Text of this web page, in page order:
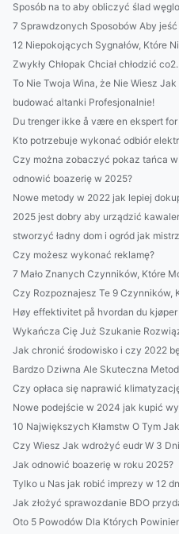
Sposób na to aby obliczyć ślad
7 Sprawdzonych Sposobów Aby
12 Niepokojących Sygnałów, Które
Zwykły Chłopak Chciał chłodzić
To Nie Twoja Wina, że Nie Wiesz
budować altanki Profesjonalnie!
Du trenger ikke å være en ekspert
Kto potrzebuje wykonać odbiór
Czy można zobaczyć pokaz tańca
odnowić boazerię w 2025?
Nowe metody w 2022 jak lepiej
2025 jest dobry aby urządzić
stworzyć ładny dom i ogród jak
Czy możesz wykonać reklamę?
7 Mało Znanych Czynników, Które
Czy Rozpoznajesz Te 9 Czynników,
Høy effektivitet på hvordan du
Wykańcza Cię Już Szukanie
Jak chronić środowisko i czy 2022
Bardzo Dziwna Ale Skuteczna
Czy opłaca się naprawić
Nowe podejście w 2024 jak kupić
10 Największych Kłamstw O Tym
Czy Wiesz Jak wdrożyć eudr W 3
Jak odnowić boazerię w roku 2025?
Tylko u Nas jak robić imprezy w 12
Jak złożyć sprawozdanie BDO
Oto 5 Powodów Dla Których